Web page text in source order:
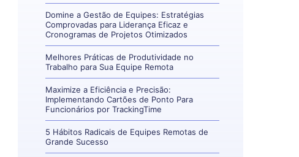
Domine a Gestão de Equipes: Estratégias
Comprovadas para Liderança Eficaz e
Cronogramas de Projetos Otimizados
Melhores Práticas de Produtividade no
Trabalho para Sua Equipe Remota
Maximize a Eficiência e Precisão:
Implementando Cartões de Ponto Para
Funcionários por TrackingTime
5 Hábitos Radicais de Equipes Remotas de
Grande Sucesso